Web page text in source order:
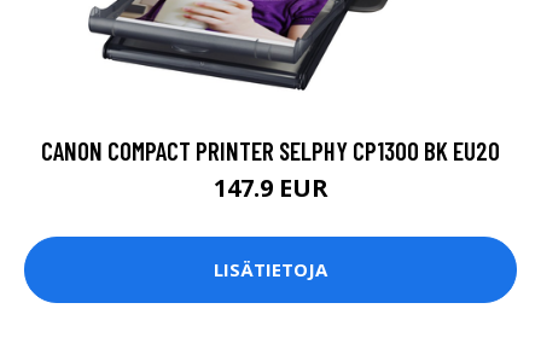
CANON COMPACT PRINTER SELPHY CP1300 BK EU20
147.9 EUR
LISÄTIETOJA